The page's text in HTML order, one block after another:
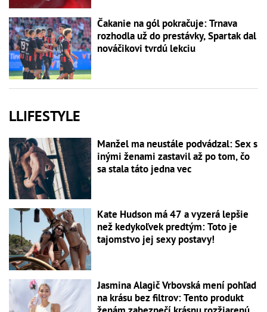
Čakanie na gól pokračuje: Trnava
rozhodla už do prestávky, Spartak dal
nováčikovi tvrdú lekciu
LLIFESTYLE
Manžel ma neustále podvádzal: Sex s
inými ženami zastavil až po tom, čo
sa stala táto jedna vec
Kate Hudson má 47 a vyzerá lepšie
než kedykoľvek predtým: Toto je
tajomstvo jej sexy postavy!
Jasmina Alagič Vrbovská mení pohľad
na krásu bez filtrov: Tento produkt